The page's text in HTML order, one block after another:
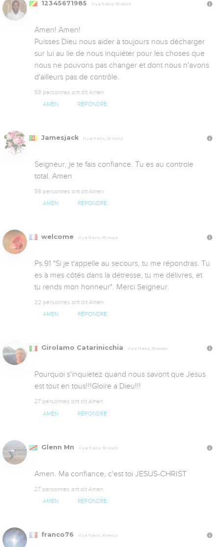
12345671985 Il y a 11 ans, 10 mois
Amen! Amen!
Puisses Dieu nous aider à toujours nous décharger
sur lui au lie de nous inquiéter pour les choses que
nous ne pouvons pas changer et dont nous n'avons
d'ailleurs pas de contrôle.
59 personnes ont dit Amen
AMEN RÉPONDRE
Jamesjack Il y a 11 ans, 10 mois
Seigneur, je te fais confiance. Tu es au controle
total. Amen
56 personnes ont dit Amen
AMEN RÉPONDRE
welcome Il y a 11 ans, 10 mois
Ps.91 "Si je t'appelle au secours, tu me répondras. Tu
es à mes côtés dans la détresse, tu me délivres, et
tu rends mon honneur". Merci Seigneur.
22 personnes ont dit Amen
AMEN RÉPONDRE
Girolamo Catarinicchia Il y a 11 ans, 10 mois
Pourquoi s'inquietez quand nous savont que Jesus
est tout en tous!!!Gloire a Dieu!!!
27 personnes ont dit Amen
AMEN RÉPONDRE
Glenn Mn Il y a 11 ans, 10 mois
Amen. Ma confiance, c'est toi JESUS-CHRIST
27 personnes ont dit Amen
AMEN RÉPONDRE
franco76 Il y a 11 ans, 10 mois